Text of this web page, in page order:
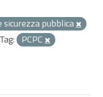
sicurezza pubblica
Tag: PCPC